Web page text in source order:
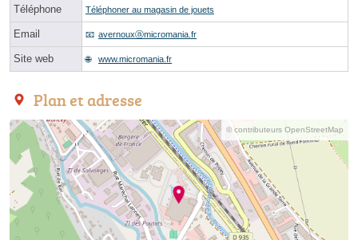
Téléphone Téléphoner au magasin de jouets
Email avernouxⓐmicromania.fr
Site web www.micromania.fr
Plan et adresse
© contributeurs OpenStreetMap